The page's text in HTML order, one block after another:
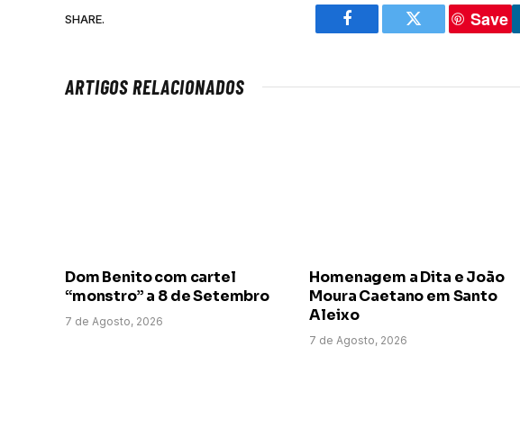
SHARE.
Facebook Twitter
Save
ARTIGOS RELACIONADOS
Dom Benito com cartel
“monstro” a 8 de Setembro
7 de Agosto, 2026
Homenagem a Dita e João
Moura Caetano em Santo
Aleixo
7 de Agosto, 2026